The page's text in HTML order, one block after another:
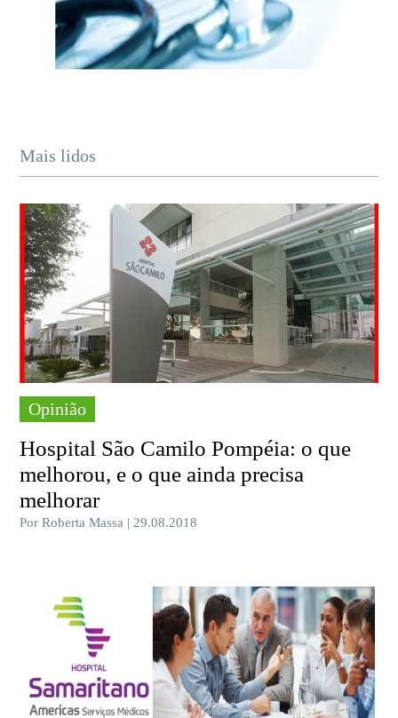
Mais lidos
Opinião
Hospital São Camilo Pompéia: o que
melhorou, e o que ainda precisa
melhorar
Por Roberta Massa | 29.08.2018